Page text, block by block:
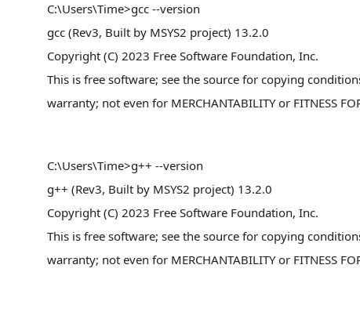
C:\Users\Time>gcc --version
gcc (Rev3, Built by MSYS2 project) 13.2.0
Copyright (C) 2023 Free Software Foundation, Inc.
This is free software; see the source for copying
warranty; not even for MERCHANTABILITY or FITNESS
C:\Users\Time>g++ --version
g++ (Rev3, Built by MSYS2 project) 13.2.0
Copyright (C) 2023 Free Software Foundation, Inc.
This is free software; see the source for copying
warranty; not even for MERCHANTABILITY or FITNESS